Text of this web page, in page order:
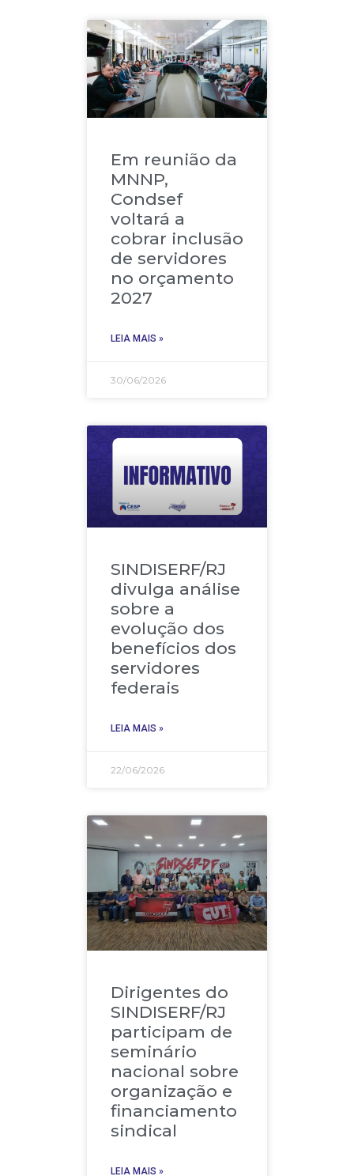
Em reunião da
MNNP,
Condsef
voltará a
cobrar inclusão
de servidores
no orçamento
2027
LEIA MAIS »
30/06/2026
SINDISERF/RJ
divulga análise
sobre a
evolução dos
benefícios dos
servidores
federais
LEIA MAIS »
22/06/2026
Dirigentes do
SINDISERF/RJ
participam de
seminário
nacional sobre
organização e
financiamento
sindical
LEIA MAIS »